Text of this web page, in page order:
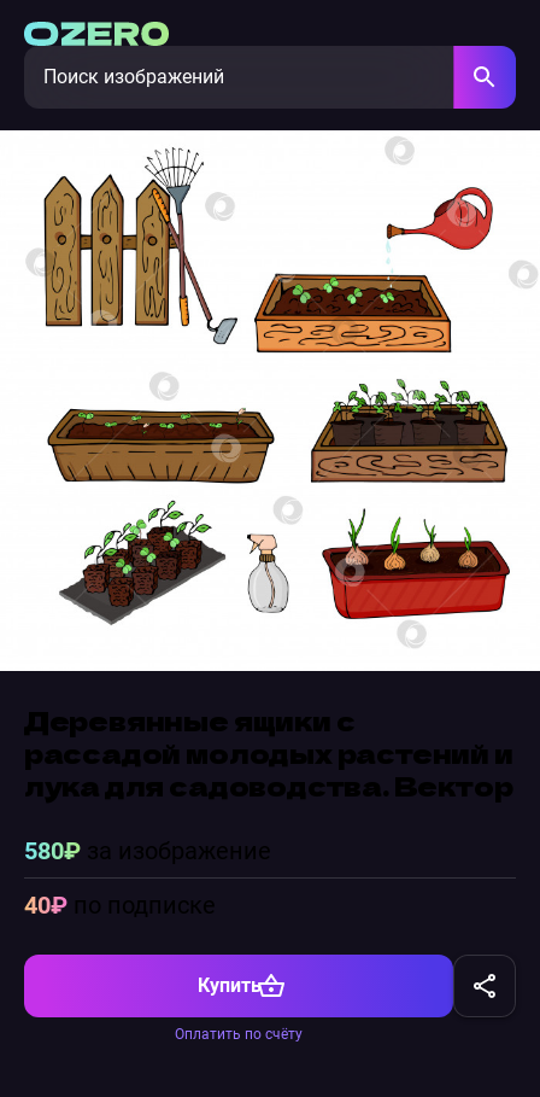
Деревянные ящики с
рассадой молодых растений и
лука для садоводства. Вектор
580₽за изображение
40₽по подписке
Купить
Оплатить по счёту